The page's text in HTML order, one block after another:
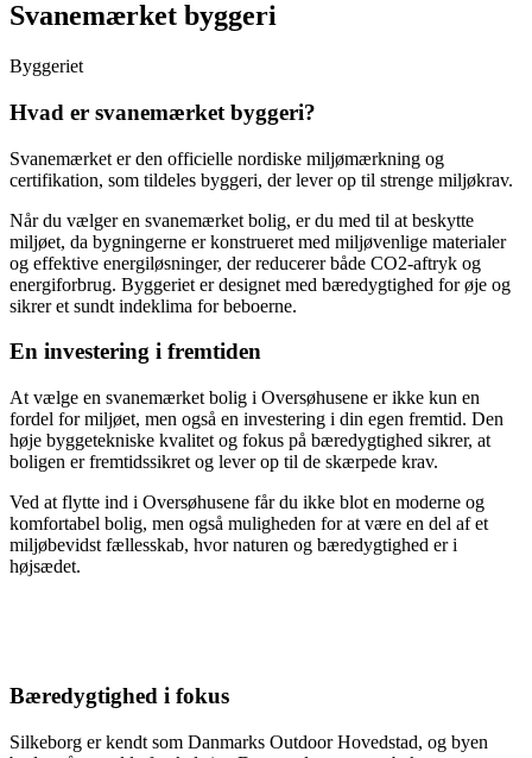
Svanemærket byggeri
Byggeriet
Hvad er svanemærket byggeri?
Svanemærket er den officielle nordiske miljømærkning og
certifikation, som tildeles byggeri, der lever op til strenge miljøkrav.
Når du vælger en svanemærket bolig, er du med til at beskytte
miljøet, da bygningerne er konstrueret med miljøvenlige materialer
og effektive energiløsninger, der reducerer både CO2-aftryk og
energiforbrug. Byggeriet er designet med bæredygtighed for øje og
sikrer et sundt indeklima for beboerne.
En investering i fremtiden
At vælge en svanemærket bolig i Oversøhusene er ikke kun en
fordel for miljøet, men også en investering i din egen fremtid. Den
høje byggetekniske kvalitet og fokus på bæredygtighed sikrer, at
boligen er fremtidssikret og lever op til de skærpede krav.
Ved at flytte ind i Oversøhusene får du ikke blot en moderne og
komfortabel bolig, men også muligheden for at være en del af et
miljøbevidst fællesskab, hvor naturen og bæredygtighed er i
højsædet.
Bæredygtighed i fokus
Silkeborg er kendt som Danmarks Outdoor Hovedstad, og byen